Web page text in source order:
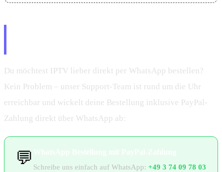
Du möchtest IPTV lieber direkt per WhatsApp bestellen?
Kein Problem – unser Support-Team ist rund um die Uhr
erreichbar und wickelt deine Bestellung inklusive PayPal-
Zahlung direkt über WhatsApp ab:
💬 Schreibe uns einfach auf WhatsApp: +49 3 74 09 78 03